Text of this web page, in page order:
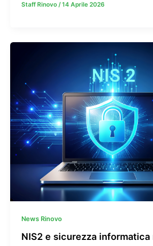
Staff Rinovo /14 Aprile 2026
News Rinovo
NIS2 e sicurezza informatica